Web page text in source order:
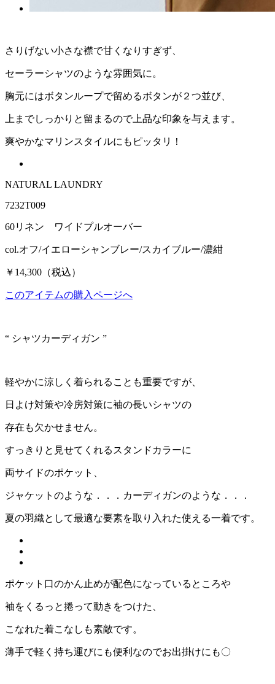
さりげない小さな襟で甘くなりすぎず、
セーラーシャツのような雰囲気に。
胸元にはボタンループで留めるボタンが２つ並び、
上までしっかりと留まるので上品な印象を与えます。
爽やかなマリンスタイルにもピッタリ！
NATURAL LAUNDRY
7232T009
60リネン ワイドプルオーバー
col.オフ/イエローシャンブレー/スカイブルー/濃紺
￥14,300（税込）
このアイテムの購入ページへ
“ シャツカーディガン ”
軽やかに涼しく着られることも重要ですが、
日よけ対策や冷房対策に袖の長いシャツの
存在も欠かせません。
すっきりと見せてくれるスタンドカラーに
両サイドのポケット、
ジャケットのような．．．カーディガンのような．．．
夏の羽織として最適な要素を取り入れた使える一着です。
ポケット口のかん止めが配色になっているところや
袖をくるっと捲って動きをつけた、
こなれた着こなしも素敵です。
薄手で軽く持ち運びにも便利なのでお出掛けにも〇